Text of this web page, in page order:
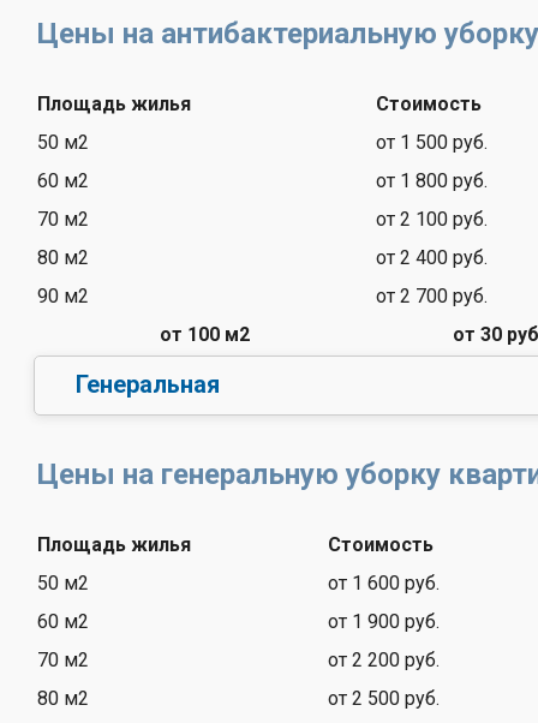
Цены на антибактериальную
Площадь жилья
Стоимость
50 м2
от 1 500 руб.
60 м2
от 1 800 руб.
70 м2
от 2 100 руб.
80 м2
от 2 400 руб.
90 м2
от 2 700 руб.
от 100 м2
от 30
Генеральная
Цены на генеральную уборку
Площадь жилья
Стоимость
50 м2
от 1 600 руб.
60 м2
от 1 900 руб.
70 м2
от 2 200 руб.
80 м2
от 2 500 руб.